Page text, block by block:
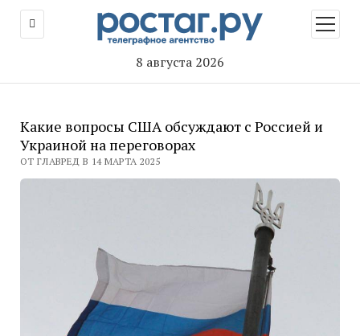
8 августа 2026
меню
Какие вопросы США обсуждают с Россией и
Украиной на переговорах
ОТ ГЛАВРЕД В 14 МАРТА 2025